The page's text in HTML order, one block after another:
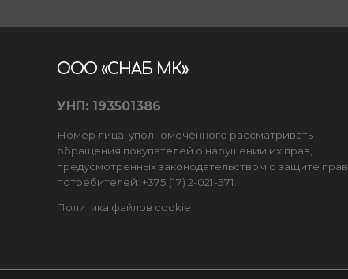
ООО «СНАБ МК»
УНП: 193501386
Номер лица, уполномоченного рассматривать
обращения покупателей о нарушении их прав,
предусмотренных законодательством о защите прав
потребителей: +375 (17) 2-021-571.
Политика файлов cookie